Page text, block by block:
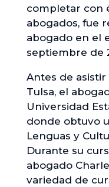
completar con
abogados, fue
abogado en el
septiembre de
Antes de
Tulsa, el
Universidad
donde obtuvo
Lenguas y
Durante su
abogado
variedad de